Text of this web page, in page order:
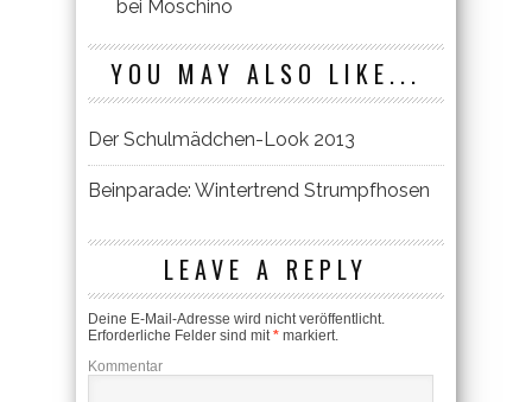
bei Moschino
YOU MAY ALSO LIKE...
Der Schulmädchen-Look 2013
Beinparade: Wintertrend Strumpfhosen
LEAVE A REPLY
Deine E-Mail-Adresse wird nicht veröffentlicht.
Erforderliche Felder sind mit* markiert.
Kommentar